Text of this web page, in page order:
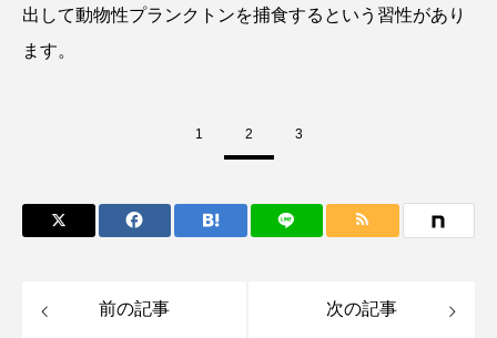
サカナアパートメント サカナブックス
サケ サザエ
サブカルチャー サメ サヨリ
出して動物性プランクトンを捕食するという習性があり
ます。
1 2 3
前の記事 次の記事